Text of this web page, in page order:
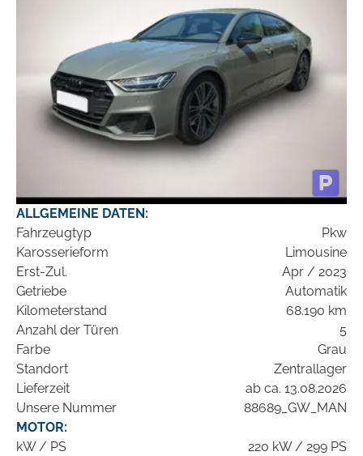
ALLGEMEINE DATEN:
Fahrzeugtyp
Pkw
Karosserieform
Limousine
Erst-Zul.
Apr / 2023
Getriebe
Automatik
Kilometerstand
68.190 km
Anzahl der Türen
5
Farbe
Grau
Standort
Zentrallager
Lieferzeit
ab ca. 13.08.2026
Unsere Nummer
88689_GW_MAN
MOTOR:
kW / PS
220 kW / 299 PS